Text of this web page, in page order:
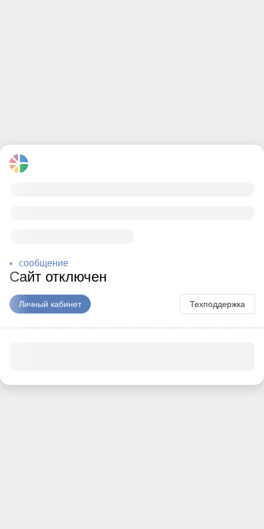
сообщение
Сайт отключен
Личный кабинет Техподдержка